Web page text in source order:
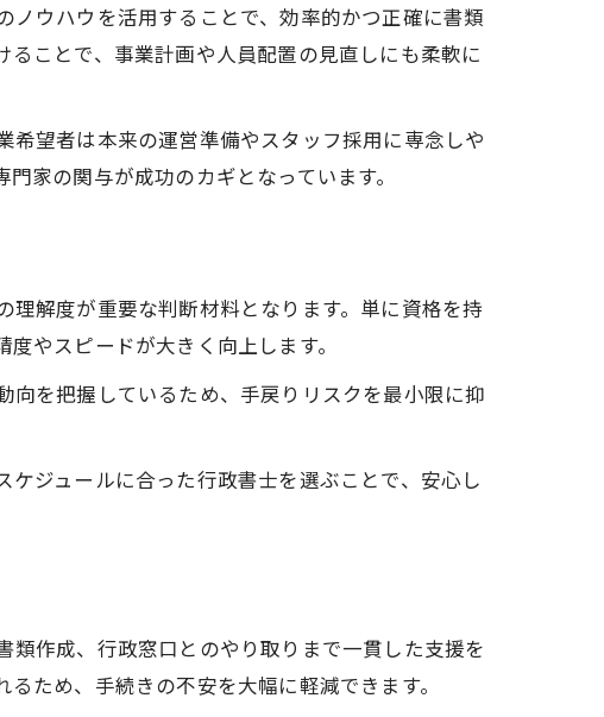
ウハウを活用することで、効率的かつ正確に書類
ことで、事業計画や人員配置の見直しにも柔軟に
望者は本来の運営準備やスタッフ採用に専念しや
家の関与が成功のカギとなっています。
解度が重要な判断材料となります。単に資格を持
やスピードが大きく向上します。
を把握しているため、手戻りリスクを最小限に抑
ジュールに合った行政書士を選ぶことで、安心し
作成、行政窓口とのやり取りまで一貫した支援を
ため、手続きの不安を大幅に軽減できます。